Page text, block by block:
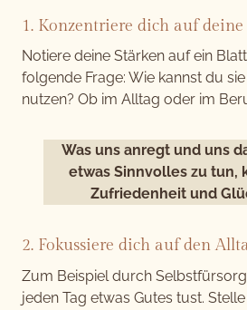
1. Konzentriere dich auf deine
Notiere deine Stärken auf ein
folgende Frage: Wie kannst du
nutzen? Ob im Alltag oder im
Was uns anregt und uns
etwas Sinnvolles zu tun,
Zufriedenheit und
2. Fokussiere dich auf den
Zum Beispiel durch
jeden Tag etwas Gutes tust.